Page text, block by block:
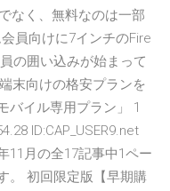
なく、無料なのは一部
員向けに7インチのFire
の囲い込みが始まって
末向けの格安プランを
バイル専用プラン」 1
ID:CAP_USER9.net
11月の全17記事中1ペー
。 初回限定版【早期購